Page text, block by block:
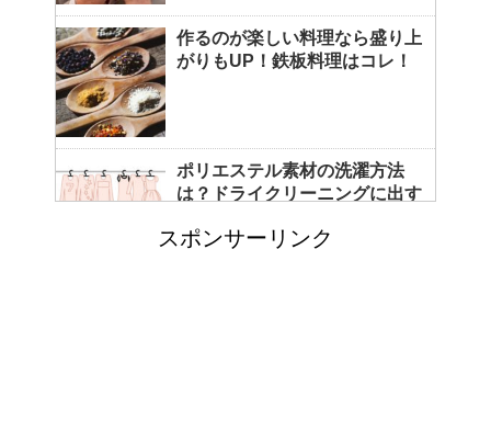
作るのが楽しい料理なら盛り上
がりもUP！鉄板料理はコレ！
ポリエステル素材の洗濯方法
は？ドライクリーニングに出す
スポンサーリンク